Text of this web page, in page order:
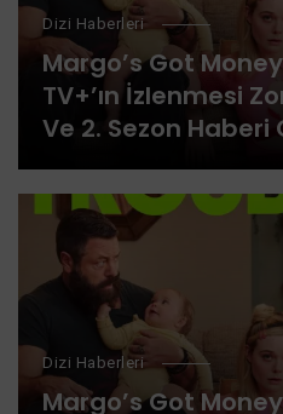
Dizi Haberleri
Margo’s Got
TV+’ın İzlenmesi
Ve 2. Sezon Haberi
Dizi Haberleri
Margo’s Got